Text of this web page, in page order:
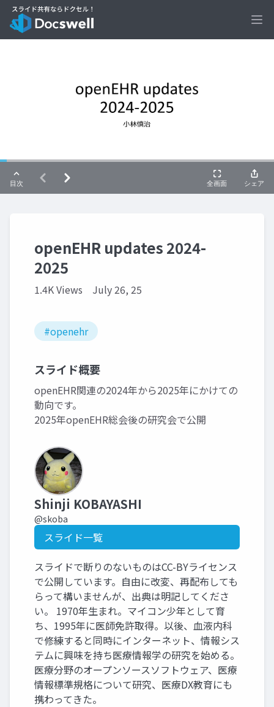
openEHR updates 2024-
2025
1.4K Views July 26, 25
#openehr
スライド概要
openEHR関連の2024年から2025年にかけての
動向です。
2025年openEHR総会後の研究会で公開
Shinji KOBAYASHI
@skoba
スライド一覧
スライドで断りのないものはCC-BYライセンス
で公開しています。自由に改変、再配布しても
らって構いませんが、出典は明記してくださ
い。 1970年生まれ。マイコン少年として育
ち、1995年に医師免許取得。以後、血液内科
で修練すると同時にインターネット、情報シス
テムに興味を持ち医療情報学の研究を始める。
医療分野のオープンソースソフトウェア、医療
情報標準規格について研究、医療DX教育にも
携わってきた。